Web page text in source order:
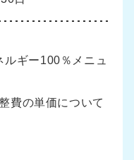
ギー100％メニュ
費の単価について